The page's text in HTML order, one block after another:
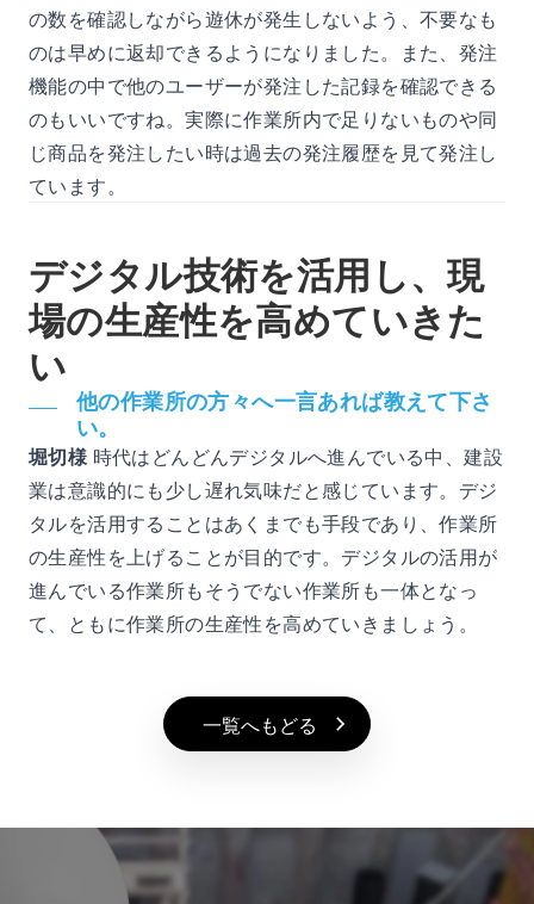
の数を確認しながら遊休が発生しないよう、不要なも
のは早めに返却できるようになりました。また、発注
機能の中で他のユーザーが発注した記録を確認できる
のもいいですね。実際に作業所内で足りないものや同
じ商品を発注したい時は過去の発注履歴を見て発注し
ています。
デジタル技術を活用し、現
場の生産性を高めていきた
い
他の作業所の方々へ一言あれば教えて下さ
い。
堀切様時代はどんどんデジタルへ進んでいる中、建設
業は意識的にも少し遅れ気味だと感じています。デジ
タルを活用することはあくまでも手段であり、作業所
の生産性を上げることが目的です。デジタルの活用が
進んでいる作業所もそうでない作業所も一体となっ
て、ともに作業所の生産性を高めていきましょう。
一覧へもどる